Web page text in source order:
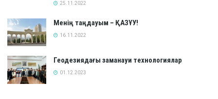
25.11.2022
Менің таңдауым – ҚАЗҰУ!
16.11.2022
Геодезиядағы заманауи технологиялар
01.12.2023